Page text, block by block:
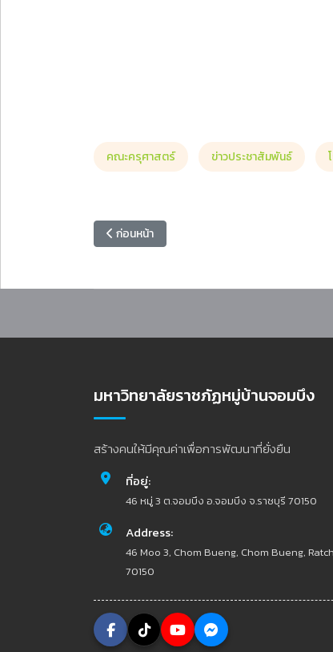
คณะครุศาสตร์ ข่าวประชาสัมพันธ์
เนื้อหาก่อนหน้า: สำนักวิทยบริการและเทคโนโลยีส
ก่อนหน้า
มหาวิทยาลัยราชภัฏหมู่บ้านจอมบึง
สร้างคนให้มีคุณค่าเพื่อการพัฒนาที่ยั่งยืน
ที่อยู่:
46 หมู่ 3 ต.จอมบึง อ.จอมบึง จ.ราชบุรี 70150
Address:
46 Moo 3, Chom Bueng, Chom Bueng,
70150